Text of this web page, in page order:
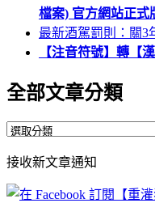
檔案) 官方網站正式
最新酒駕罰則：關3
【注音符號】轉【
全部文章分類
全
文
章
接收新文章通知